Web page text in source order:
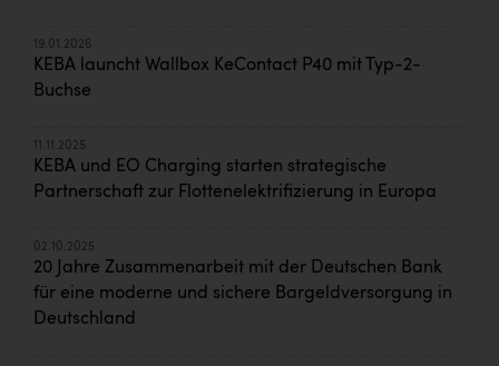
19.01.2026
KEBA launcht Wallbox KeContact P40 mit Typ-2-
Buchse
11.11.2025
KEBA und EO Charging starten strategische
Partnerschaft zur Flottenelektrifizierung in Europa
02.10.2025
20 Jahre Zusammenarbeit mit der Deutschen Bank
für eine moderne und sichere Bargeldversorgung in
Deutschland